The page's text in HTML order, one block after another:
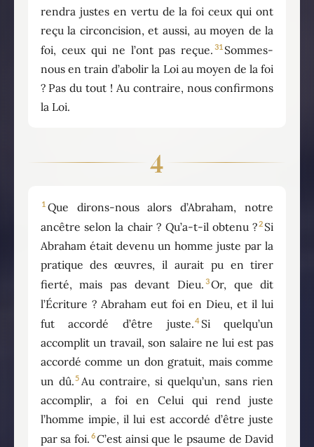
rendra justes en vertu de la foi ceux qui ont
reçu la circoncision, et aussi, au moyen de la
foi, ceux qui ne l’ont pas reçue. 31 Sommes-
nous en train d’abolir la Loi au moyen de la foi
? Pas du tout ! Au contraire, nous confirmons
la Loi.
4
1 Que dirons-nous alors d’Abraham, notre
ancêtre selon la chair ? Qu’a-t-il obtenu ?2 Si
Abraham était devenu un homme juste par la
pratique des œuvres, il aurait pu en tirer
fierté, mais pas devant Dieu. 3Or, que dit
l’Écriture ? Abraham eut foi en Dieu, et il lui
fut accordé d’être juste.4 Si quelqu’un
accomplit un travail, son salaire ne lui est pas
accordé comme un don gratuit, mais comme
un dû.5 Au contraire, si quelqu’un, sans rien
accomplir, a foi en Celui qui rend juste
l’homme impie, il lui est accordé d’être juste
par sa foi. 6C’est ainsi que le psaume de David